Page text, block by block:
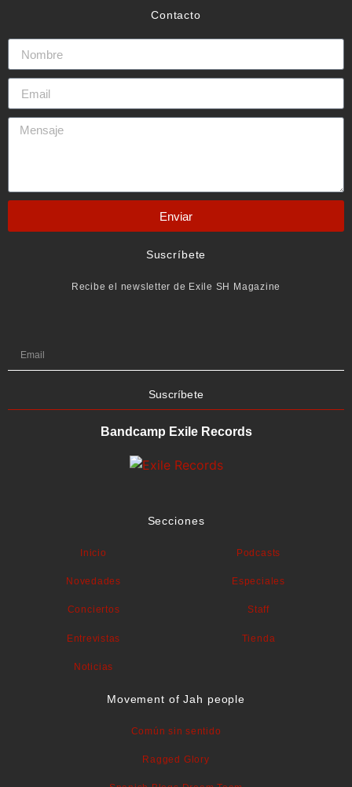
Contacto
Enviar
Suscríbete
Recibe el newsletter de Exile SH Magazine
Suscríbete
Bandcamp Exile Records
Secciones
Inicio
Novedades
Conciertos
Entrevistas
Noticias
Podcasts
Especiales
Staff
Tienda
Movement of Jah people
Común sin sentido
Ragged Glory